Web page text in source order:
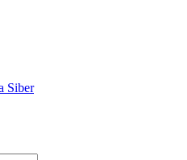
Siber